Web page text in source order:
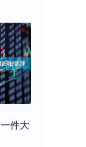
件大